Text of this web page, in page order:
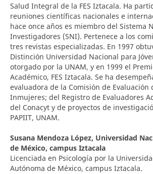
Salud Integral de la FES Iztacala. Ha
reuniones científicas nacionales e
hace once años es miembro del Sistema
Investigadores (SNI). Pertenece a los
tres revistas especializadas. En 1997
Distinción Universidad Nacional para
otorgado por la UNAM, y en 1999 el
Académico, FES Iztacala. Se ha
evaluadora de la Comisión de Evaluación
Inmujeres; del Registro de Evaluadores
del Conacyt y de proyectos de
PAPIIT, UNAM.
Susana Mendoza López, Universidad
de México, campus Iztacala
Licenciada en Psicología por la
Autónoma de México, campus Iztacala.